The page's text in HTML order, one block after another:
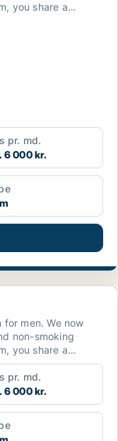
you share a
pr. md.
6 000 kr.
We now
non-smoking
you share a
pr. md.
6 000 kr.